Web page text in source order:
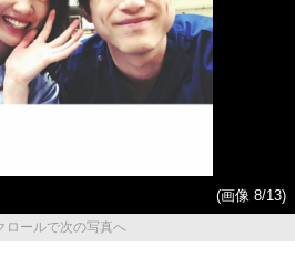
(画像 8/13)
ロールで次の写真へ